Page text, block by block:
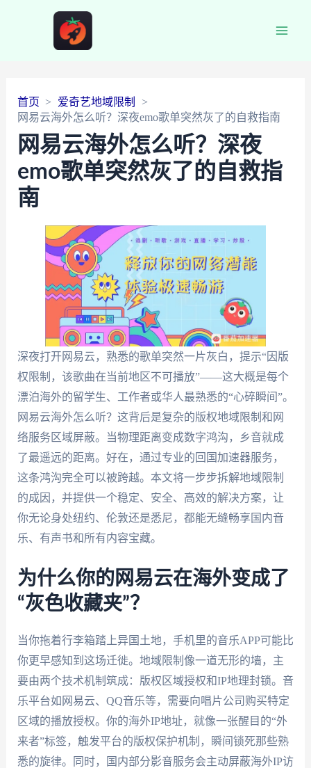
首页
爱奇艺地域限制
网易云海外怎么听？深夜emo歌单突然灰了的自救指南
网易云海外怎么听？深夜
emo歌单突然灰了的自救指
南
深夜打开网易云，熟悉的歌单突然一片灰白，提示“因版
权限制，该歌曲在当前地区不可播放”——这大概是每个
漂泊海外的留学生、工作者或华人最熟悉的“心碎瞬间”。
网易云海外怎么听？这背后是复杂的版权地域限制和网
络服务区域屏蔽。当物理距离变成数字鸿沟，乡音就成
了最遥远的距离。好在，通过专业的回国加速器服务，
这条鸿沟完全可以被跨越。本文将一步步拆解地域限制
的成因，并提供一个稳定、安全、高效的解决方案，让
你无论身处纽约、伦敦还是悉尼，都能无缝畅享国内音
乐、有声书和所有内容宝藏。
为什么你的网易云在海外变成了
“灰色收藏夹”？
当你拖着行李箱踏上异国土地，手机里的音乐APP可能比
你更早感知到这场迁徙。地域限制像一道无形的墙，主
要由两个技术机制筑成：版权区域授权和IP地理封锁。音
乐平台如网易云、QQ音乐等，需要向唱片公司购买特定
区域的播放授权。你的海外IP地址，就像一张醒目的“外
来者”标签，触发平台的版权保护机制，瞬间锁死那些熟
悉的旋律。同时，国内部分影音服务会主动屏蔽海外IP访